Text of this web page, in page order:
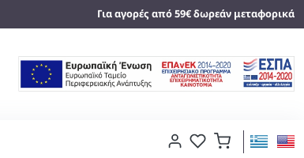
Για αγορές από 59€ δωρεάν μεταφορικά